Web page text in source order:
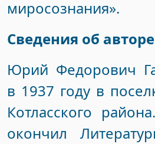
миросознания».
Сведения об
Юрий Федорович
в 1937 году в
Котласского
окончил